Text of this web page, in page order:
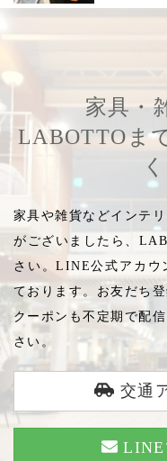
家具・
LABOTTOま
家具や雑貨などインテ
がございましたら、
さい。LINE公式アカウ
ております。お友だち
クーポンも不定期で配
さい。
交通
LINE